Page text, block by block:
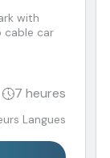
with
cable car
7 heures
Langues